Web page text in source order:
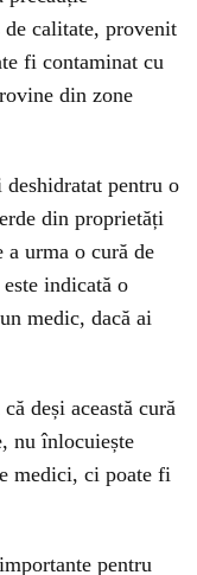
de calitate, provenit
fi contaminat cu
din zone
deshidratat pentru o
din proprietăți
a urma o cură de
indicată o
medic, dacă ai
deși această cură
nu înlocuiește
medici, ci poate fi
pentru